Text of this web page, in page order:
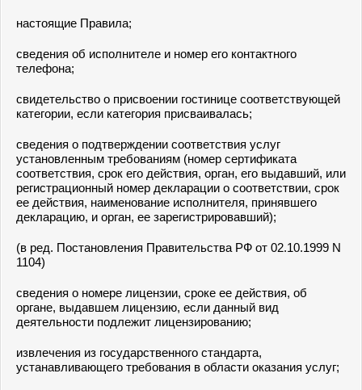
настоящие Правила;
сведения об исполнителе и номер его контактного
телефона;
свидетельство о присвоении гостинице соответствующей
категории, если категория присваивалась;
сведения о подтверждении соответствия услуг
установленным требованиям (номер сертификата
соответствия, срок его действия, орган, его выдавший, или
регистрационный номер декларации о соответствии, срок
ее действия, наименование исполнителя, принявшего
декларацию, и орган, ее зарегистрировавший);
(в ред. Постановления Правительства РФ от 02.10.1999 N
1104)
сведения о номере лицензии, сроке ее действия, об
органе, выдавшем лицензию, если данный вид
деятельности подлежит лицензированию;
извлечения из государственного стандарта,
устанавливающего требования в области оказания услуг;